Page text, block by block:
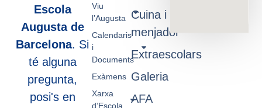
Escola
Augusta de
Barcelona. Si
té alguna
pregunta,
posi's en
Cuina i
menjador
Extraescolars
Galeria
AFA
Viu
l’Augusta
Calendaris
i
Documents
Exàmens
Xarxa
d’Escola